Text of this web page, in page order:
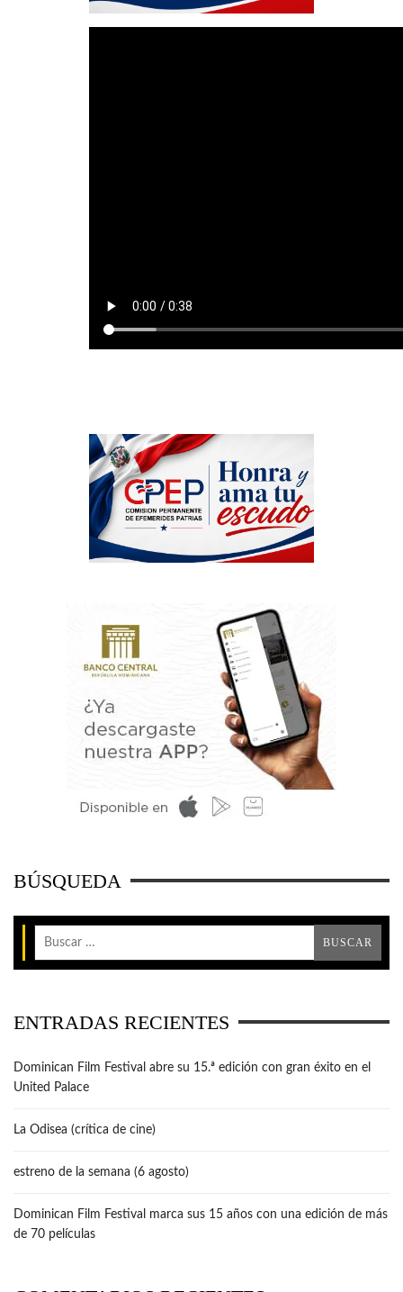
BÚSQUEDA
ENTRADAS RECIENTES
Dominican Film Festival abre su 15.ª edición con gran éxito en el
United Palace
La Odisea (crítica de cine)
estreno de la semana (6 agosto)
Dominican Film Festival marca sus 15 años con una edición de más
de 70 películas